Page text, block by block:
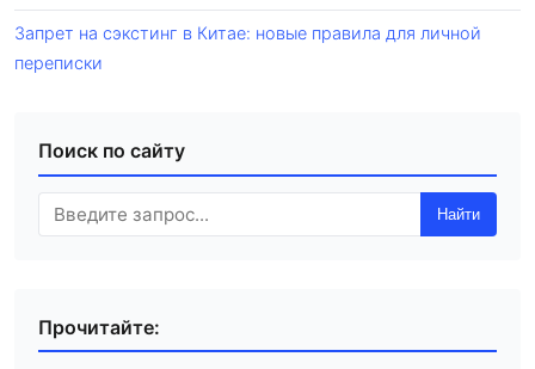
Запрет на сэкстинг в Китае: новые правила для личной
переписки
Поиск по сайту
Найти
Прочитайте: